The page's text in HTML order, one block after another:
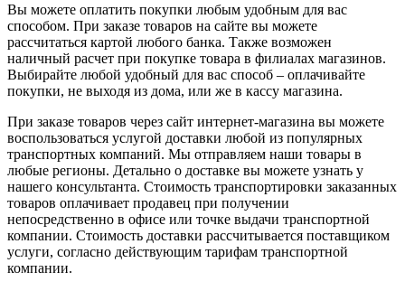
Вы можете оплатить покупки любым удобным для вас
способом. При заказе товаров на сайте вы можете
рассчитаться картой любого банка. Также возможен
наличный расчет при покупке товара в филиалах магазинов.
Выбирайте любой удобный для вас способ – оплачивайте
покупки, не выходя из дома, или же в кассу магазина.
При заказе товаров через сайт интернет-магазина вы можете
воспользоваться услугой доставки любой из популярных
транспортных компаний. Мы отправляем наши товары в
любые регионы. Детально о доставке вы можете узнать у
нашего консультанта. Стоимость транспортировки заказанных
товаров оплачивает продавец при получении
непосредственно в офисе или точке выдачи транспортной
компании. Стоимость доставки рассчитывается поставщиком
услуги, согласно действующим тарифам транспортной
компании.